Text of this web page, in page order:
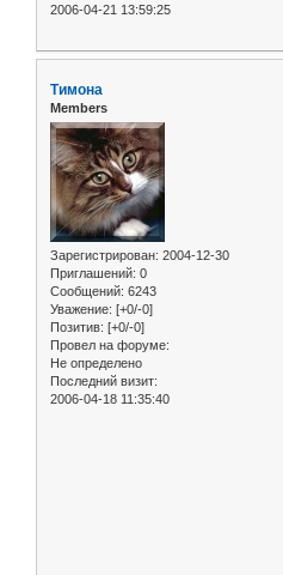
2006-04-21 13:59:25
Тимона
Members
Зарегистрирован: 2004-12-30
Приглашений: 0
Сообщений: 6243
Уважение: [+0/-0]
Позитив: [+0/-0]
Провел на форуме:
Не определено
Последний визит:
2006-04-18 11:35:40